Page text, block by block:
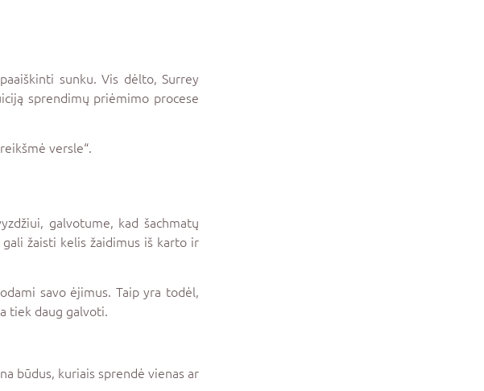
sunku. Vis dėlto, Surrey
sprendimų priėmimo procese
versle“.
galvotume, kad šachmatų
žaisti kelis žaidimus iš karto ir
savo ėjimus. Taip yra todėl,
tiek daug galvoti.
būdus, kuriais sprendė vienas ar